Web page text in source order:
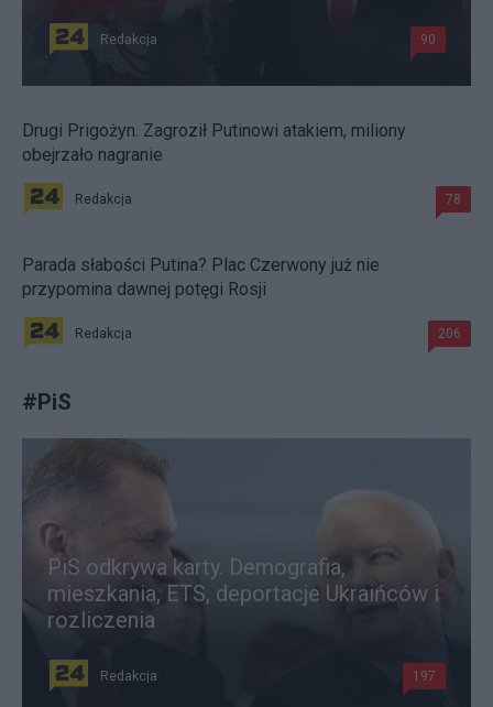
Redakcja 90
Drugi Prigożyn. Zagroził Putinowi atakiem, miliony
obejrzało nagranie
Redakcja 78
Parada słabości Putina? Plac Czerwony już nie
przypomina dawnej potęgi Rosji
Redakcja 206
#PiS
PiS odkrywa karty. Demografia,
mieszkania, ETS, deportacje Ukraińców i
rozliczenia
Redakcja 197